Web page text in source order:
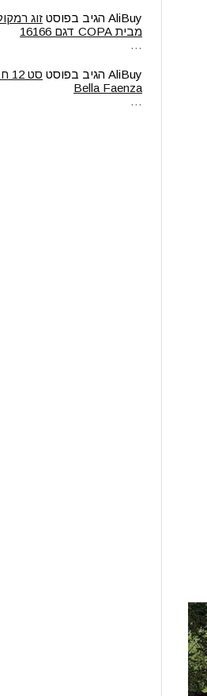
AliBuy הגיב בפוסט
מבית COPA דגם 16166
…
AliBuy הגיב בפוסט
Bella Faenza
…